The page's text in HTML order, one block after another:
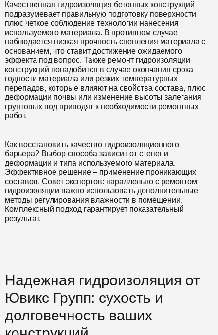
Качественная гидроизоляция бетонных конструкций
подразумевает правильную подготовку поверхности
плюс четкое соблюдение технологии нанесения
используемого материала. В противном случае
наблюдается низкая прочность сцепления материала с
основанием, что ставит достижение ожидаемого
эффекта под вопрос. Также ремонт гидроизоляции
конструкций понадобится в случае окончания срока
годности материала или резких температурных
перепадов, которые влияют на свойства состава, плюс
деформации почвы или изменение высоты залегания
грунтовых вод приводят к необходимости ремонтных
работ.
Как восстановить качество гидроизоляционного
барьера? Выбор способа зависит от степени
деформации и типа используемого материала.
Эффективное решение – применение проникающих
составов. Совет экспертов: параллельно с ремонтом
гидроизоляции важно использовать дополнительные
методы регулирования влажности в помещении.
Комплексный подход гарантирует показательный
результат.
Надежная гидроизоляция от
Ювикс Групп: сухость и
долговечность ваших